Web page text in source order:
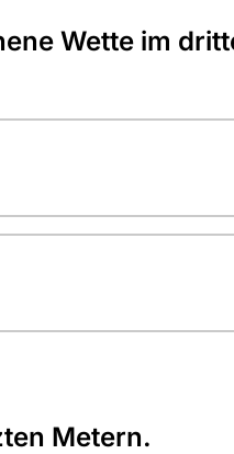
Wette im
Metern.